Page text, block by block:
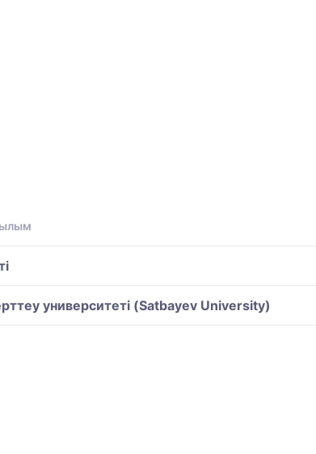
университеті (Satbayev University)